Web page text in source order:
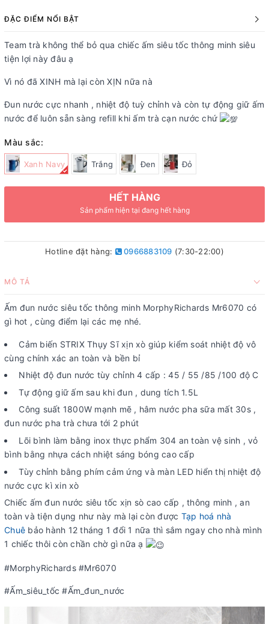
ĐẶC ĐIỂM NỔI BẬT
Team trà không thể bỏ qua chiếc ấm siêu tốc thông minh siêu
tiện lợi này đâu ạ
Vì nó đã XINH mà lại còn XỊN nữa nà
Đun nước cực nhanh , nhiệt độ tuỳ chỉnh và còn tự động giữ ấm
nước để luôn sẵn sàng refill khi ấm trà cạn nước chứ
Màu sắc:
Xanh Navy Trắng Đen Đỏ
HẾT HÀNG
Sản phẩm hiện tại đang hết hàng
Hotline đặt hàng: 0966883109 (7:30-22:00)
MÔ TẢ
Ấm đun nước siêu tốc thông minh MorphyRichards Mr6070 có
gì hot , cùng điểm lại các mẹ nhé.
Cảm biến STRIX Thụy Sĩ xịn xò giúp kiểm soát nhiệt độ vô
cùng chính xác an toàn và bền bỉ
Nhiệt độ đun nước tùy chỉnh 4 cấp : 45 / 55 /85 /100 độ C
Tự động giữ ấm sau khi đun , dung tích 1.5L
Công suất 1800W mạnh mẽ , hâm nước pha sữa mất 30s ,
đun nước pha trà chưa tới 2 phút
Lõi bình làm bằng inox thực phẩm 304 an toàn vệ sinh , vỏ
bình bằng nhựa cách nhiệt sáng bóng cao cấp
Tùy chỉnh bằng phím cảm ứng và màn LED hiển thị nhiệt độ
nước cực kì xin xò
Chiếc ấm đun nước siêu tốc xịn sò cao cấp , thông minh , an
toàn và tiện dụng như này mà lại còn được Tạp hoá nhà
Chuê bảo hành 12 tháng 1 đổi 1 nữa thì sắm ngay cho nhà mình
1 chiếc thôi còn chần chờ gì nữa ạ
#MorphyRichards #Mr6070
#Ấm_siêu_tốc #Ấm_đun_nước